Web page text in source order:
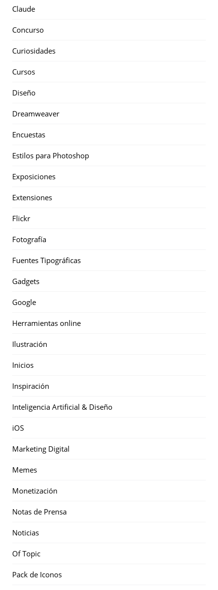
Claude
Concurso
Curiosidades
Cursos
Diseño
Dreamweaver
Encuestas
Estilos para Photoshop
Exposiciones
Extensiones
Flickr
Fotografía
Fuentes Tipográficas
Gadgets
Google
Herramientas online
Ilustración
Inicios
Inspiración
Inteligencia Artificial & Diseño
iOS
Marketing Digital
Memes
Monetización
Notas de Prensa
Noticias
Of Topic
Pack de Iconos